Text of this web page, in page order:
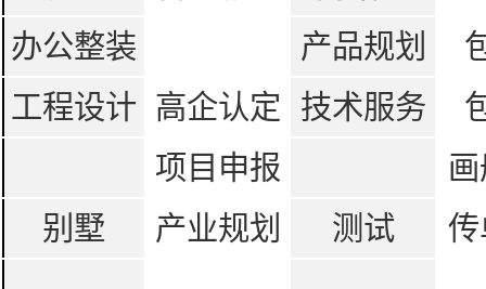
办公整装
产品规划
工程设计 高企认定 技术服务
项目申报
别墅
产业规划 测试